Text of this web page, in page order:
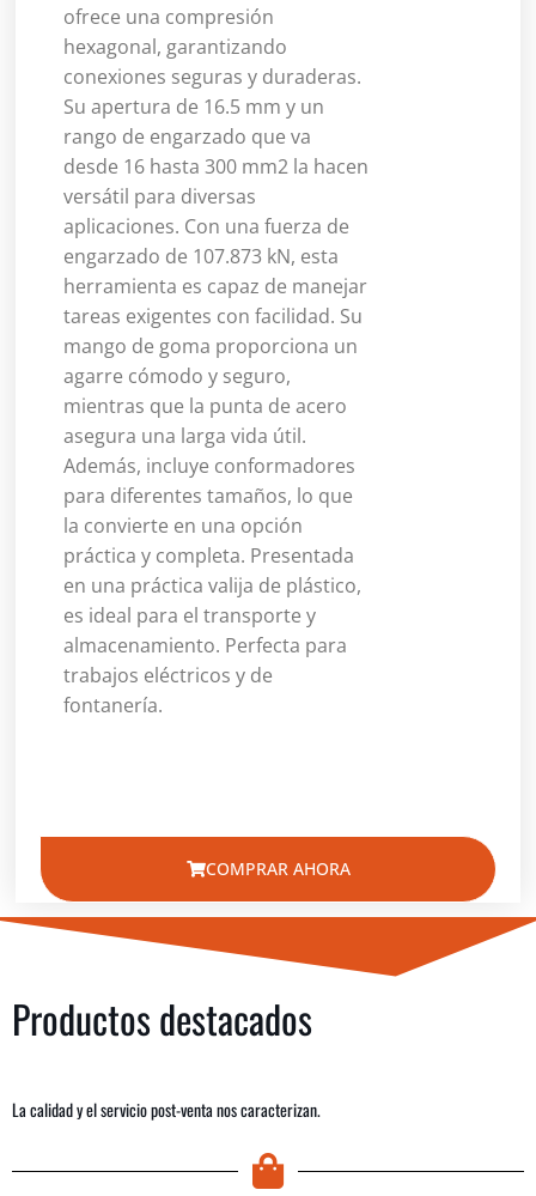
ofrece una compresión
hexagonal, garantizando
conexiones seguras y duraderas.
Su apertura de 16.5 mm y un
rango de engarzado que va
desde 16 hasta 300 mm2 la hacen
versátil para diversas
aplicaciones. Con una fuerza de
engarzado de 107.873 kN, esta
herramienta es capaz de manejar
tareas exigentes con facilidad. Su
mango de goma proporciona un
agarre cómodo y seguro,
mientras que la punta de acero
asegura una larga vida útil.
Además, incluye conformadores
para diferentes tamaños, lo que
la convierte en una opción
práctica y completa. Presentada
en una práctica valija de plástico,
es ideal para el transporte y
almacenamiento. Perfecta para
trabajos eléctricos y de
fontanería.
COMPRAR AHORA
Productos destacados
La calidad y el servicio post-venta nos caracterizan.